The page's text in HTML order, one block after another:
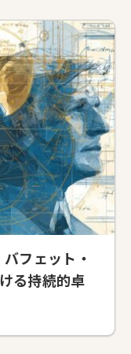
フェット・
る持続的卓